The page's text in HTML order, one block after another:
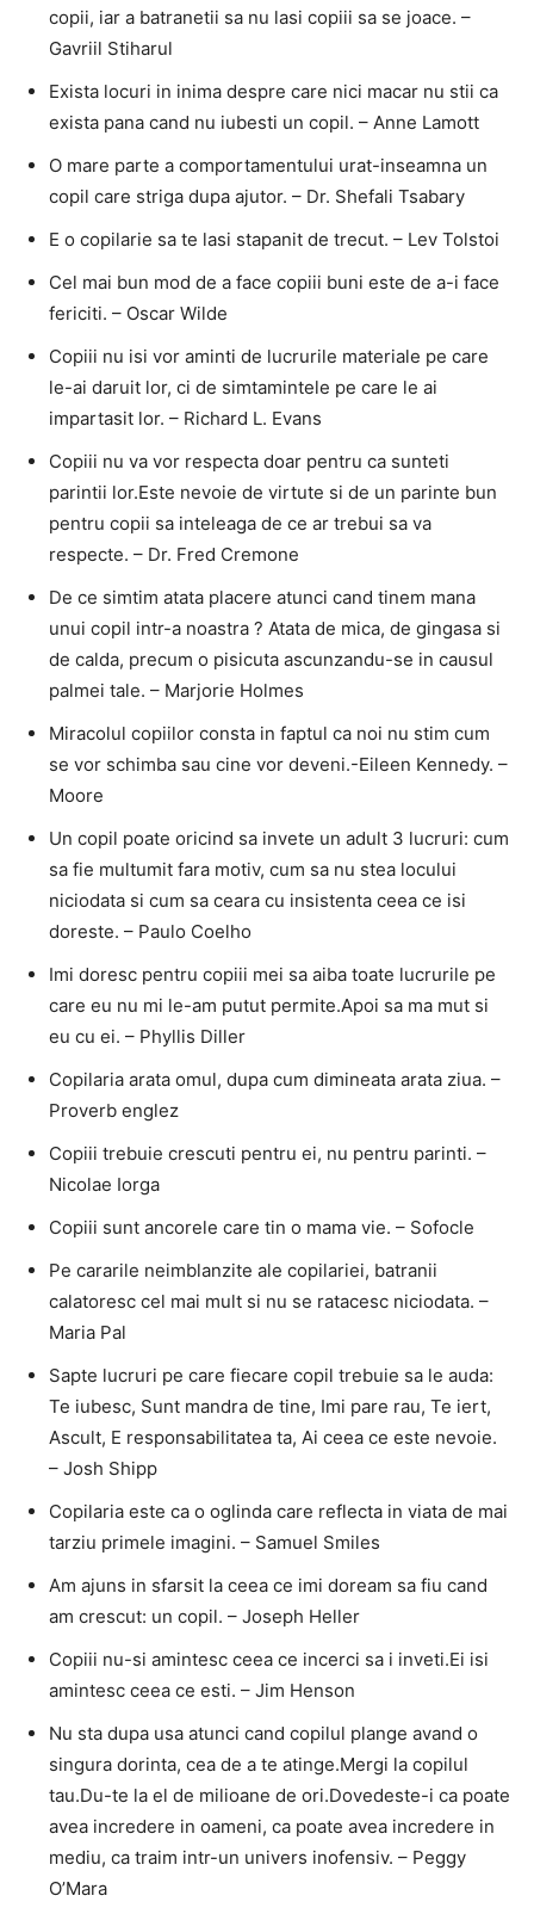
copii, iar a batranetii sa nu lasi copiii sa se joace. –
Gavriil Stiharul
Exista locuri in inima despre care nici macar nu stii ca
exista pana cand nu iubesti un copil. – Anne Lamott
O mare parte a comportamentului urat-inseamna un
copil care striga dupa ajutor. – Dr. Shefali Tsabary
E o copilarie sa te lasi stapanit de trecut. – Lev Tolstoi
Cel mai bun mod de a face copiii buni este de a-i face
fericiti. – Oscar Wilde
Copiii nu isi vor aminti de lucrurile materiale pe care
le-ai daruit lor, ci de simtamintele pe care le ai
impartasit lor. – Richard L. Evans
Copiii nu va vor respecta doar pentru ca sunteti
parintii lor.Este nevoie de virtute si de un parinte bun
pentru copii sa inteleaga de ce ar trebui sa va
respecte. – Dr. Fred Cremone
De ce simtim atata placere atunci cand tinem mana
unui copil intr-a noastra ? Atata de mica, de gingasa si
de calda, precum o pisicuta ascunzandu-se in causul
palmei tale. – Marjorie Holmes
Miracolul copiilor consta in faptul ca noi nu stim cum
se vor schimba sau cine vor deveni.-Eileen Kennedy. –
Moore
Un copil poate oricind sa invete un adult 3 lucruri: cum
sa fie multumit fara motiv, cum sa nu stea locului
niciodata si cum sa ceara cu insistenta ceea ce isi
doreste. – Paulo Coelho
Imi doresc pentru copiii mei sa aiba toate lucrurile pe
care eu nu mi le-am putut permite.Apoi sa ma mut si
eu cu ei. – Phyllis Diller
Copilaria arata omul, dupa cum dimineata arata ziua. –
Proverb englez
Copiii trebuie crescuti pentru ei, nu pentru parinti. –
Nicolae Iorga
Copiii sunt ancorele care tin o mama vie. – Sofocle
Pe cararile neimblanzite ale copilariei, batranii
calatoresc cel mai mult si nu se ratacesc niciodata. –
Maria Pal
Sapte lucruri pe care fiecare copil trebuie sa le auda:
Te iubesc, Sunt mandra de tine, Imi pare rau, Te iert,
Ascult, E responsabilitatea ta, Ai ceea ce este nevoie.
– Josh Shipp
Copilaria este ca o oglinda care reflecta in viata de mai
tarziu primele imagini. – Samuel Smiles
Am ajuns in sfarsit la ceea ce imi doream sa fiu cand
am crescut: un copil. – Joseph Heller
Copiii nu-si amintesc ceea ce incerci sa i inveti.Ei isi
amintesc ceea ce esti. – Jim Henson
Nu sta dupa usa atunci cand copilul plange avand o
singura dorinta, cea de a te atinge.Mergi la copilul
tau.Du-te la el de milioane de ori.Dovedeste-i ca poate
avea incredere in oameni, ca poate avea incredere in
mediu, ca traim intr-un univers inofensiv. – Peggy
O’Mara